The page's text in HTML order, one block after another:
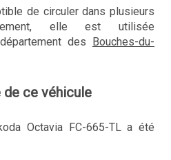
de circuler dans plusieurs
elle est utilisée
des Bouches-du-
de ce véhicule
Octavia FC-665-TL a été